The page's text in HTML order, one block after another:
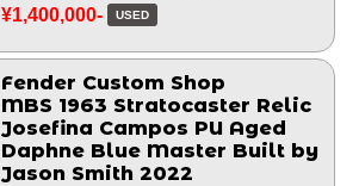
¥1,400,000- USED
Fender Custom Shop
MBS 1963 Stratocaster Relic
Josefina Campos PU Aged
Daphne Blue Master Built by
Jason Smith 2022